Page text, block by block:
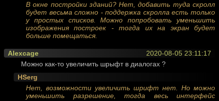
В окне постройки зданий? Нет, добавить туда скролл
будет весьма сложно - поддержка скролла есть только
у простых списков. Можно попробовать уменьшить
изображения построек - тогда их на экран будет
больше помещаться.
2020-08-05 23:11:17
Alexcage
Можно как-то увеличить шрыфт в диалогах ?
HSerg
Нет, возможности увеличить шрифт нет. Но можно
уменьшить разрешение, тогда весь интерфейс